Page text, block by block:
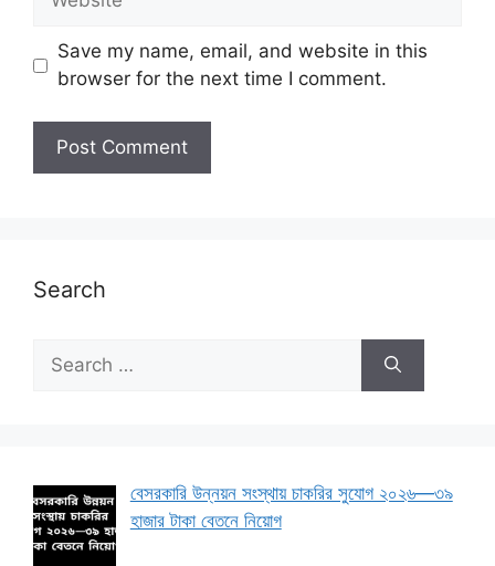
Save my name, email, and website in this
browser for the next time I comment.
Search
for:
বেসরকারি উন্নয়ন সংস্থায় চাকরির সুযোগ ২০২৬—৩৯
হাজার টাকা বেতনে নিয়োগ